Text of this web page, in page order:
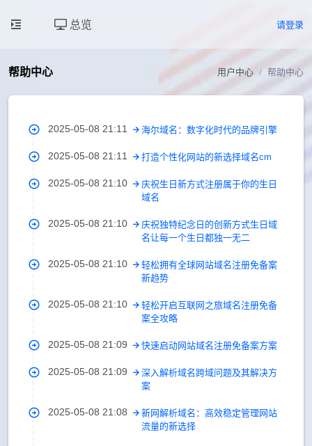
总览 请登录
帮助中心 用户中心 帮助中心
2025-05-08 21:11 海尔域名：数字化时代的品牌引擎
2025-05-08 21:11 打造个性化网站的新选择域名cm
2025-05-08 21:10
庆祝生日新方式注册属于你的生日
域名
2025-05-08 21:10
庆祝独特纪念日的创新方式生日域
名让每一个生日都独一无二
2025-05-08 21:10
轻松拥有全球网站域名注册免备案
新趋势
2025-05-08 21:10
轻松开启互联网之旅域名注册免备
案全攻略
2025-05-08 21:09 快速启动网站域名注册免备案方案
2025-05-08 21:09
深入解析域名跨域问题及其解决方
案
2025-05-08 21:08
新网解析域名：高效稳定管理网站
流量的新选择